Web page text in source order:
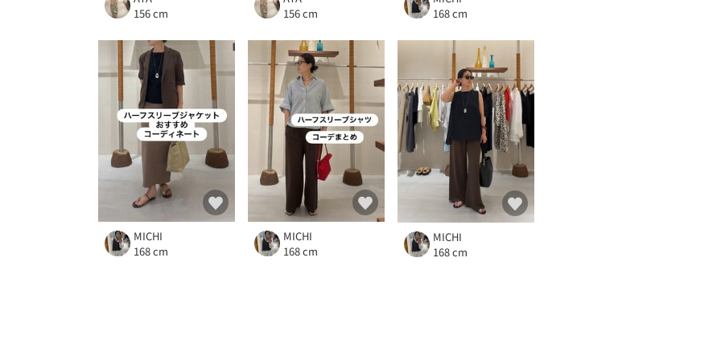
156 cm
156 cm
168 cm
MICHI
168 cm
MICHI
168 cm
MICHI
168 cm